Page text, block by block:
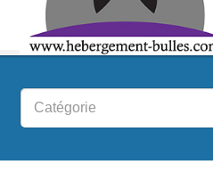
Catégorie